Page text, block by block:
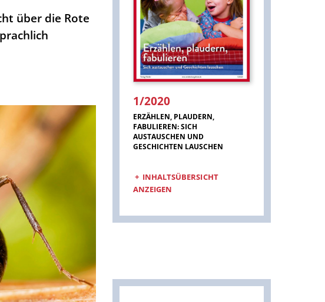
über die Rote
1/2020
:
ERZÄHLEN, PLAUDERN,
FABULIEREN: SICH
AUSTAUSCHEN UND
GESCHICHTEN LAUSCHEN
INHALTSÜBERSICHT
ANZEIGEN